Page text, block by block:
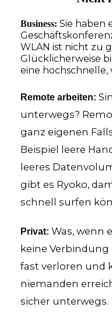
Business: Sie haben
WLAN ist nicht zu
Glücklicherweise
eine hochschnelle,
Remote arbeiten:
unterwegs?
ganz eigenen
Beispiel leere
leeres
gibt es Ryoko,
schnell surfen
Privat: Was, wenn
keine
fast verloren und
niemanden
sicher unterwegs.